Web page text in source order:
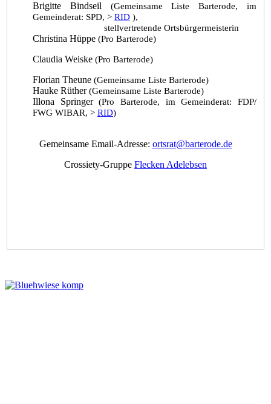
Brigitte Bindseil
(Gemeinsame Liste Barterode, im
Gemeinderat: SPD, > RID ),
stellvertretende Ortsbürgermeisterin
Christina Hüppe (Pro Barterode)
Claudia Weiske (Pro Barterode)
Florian Theune (Gemeinsame Liste Barterode)
Hauke Rüther(Gemeinsame Liste Barterode)
Illona Springer(Pro Barterode, im Gemeinderat: FDP/
FWG WIBAR, > RID)
Gemeinsame Email-Adresse: ortsrat@barterode.de
Crossiety-Gruppe Flecken Adelebsen